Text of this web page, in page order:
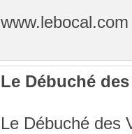
Le Débuché
Le Débuché des